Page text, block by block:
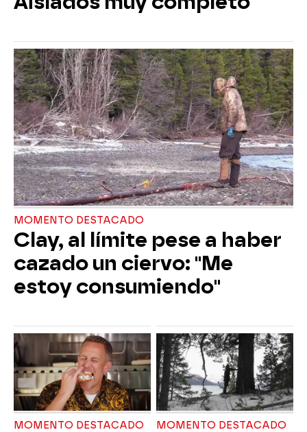
MOMENTO DESTACADO
Clay, al límite pese a haber
cazado un ciervo: "Me
estoy consumiendo"
MOMENTO DESTACADO MOMENTO DESTACADO